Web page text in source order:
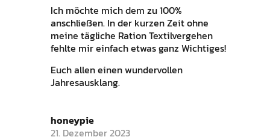
Ich möchte mich dem zu 100%
anschließen. In der kurzen Zeit ohne
meine tägliche Ration Textilvergehen
fehlte mir einfach etwas ganz Wichtiges!
Euch allen einen wundervollen
Jahresausklang.
honeypie
21. Dezember 2023